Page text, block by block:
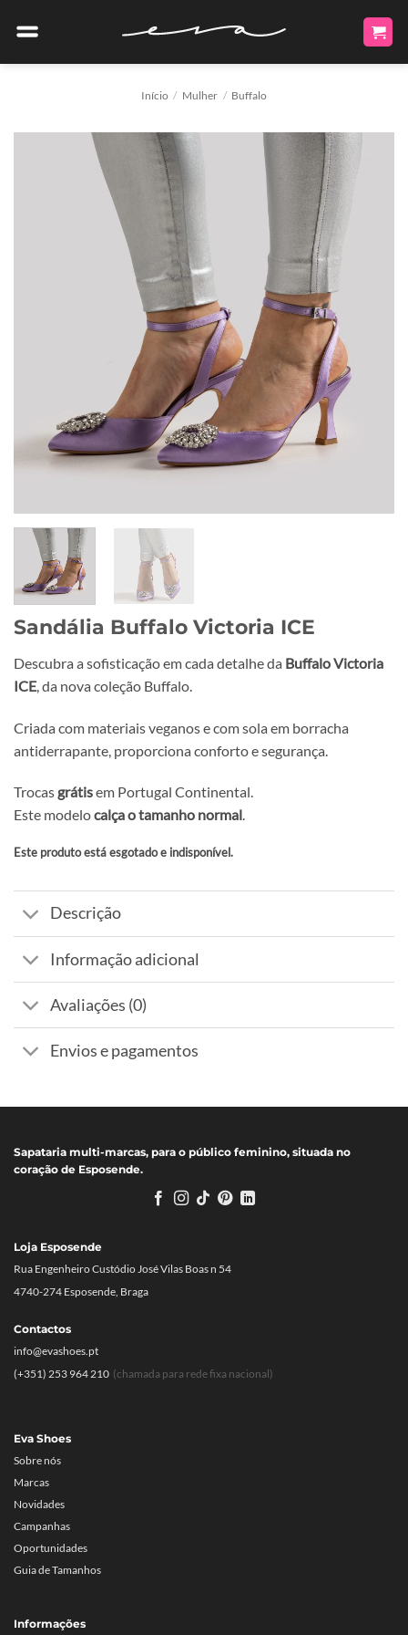
Início / Mulher / Buffalo
Sandália Buffalo Victoria ICE
Descubra a sofisticação em cada detalhe da Buffalo Victoria
ICE, da nova coleção Buffalo.
Criada com materiais veganos e com sola em borracha
antiderrapante, proporciona conforto e segurança.
Trocas grátisem Portugal Continental.
Este modelocalça o tamanho normal.
Este produto está esgotado e indisponível.
Alternative:
Descrição
Informação adicional
Avaliações (0)
Envios e pagamentos
Sapataria multi-marcas, para o público feminino, situada no
coração de Esposende.
Eva Shoes
Sobre nós
Marcas
Novidades
Campanhas
Oportunidades
Guia de Tamanhos
Informações
Loja Esposende
Rua Engenheiro Custódio José Vilas Boas n 54
4740-274 Esposende, Braga
Contactos
info@evashoes.pt
(+351) 253 964 210 (chamada para rede fixa nacional)